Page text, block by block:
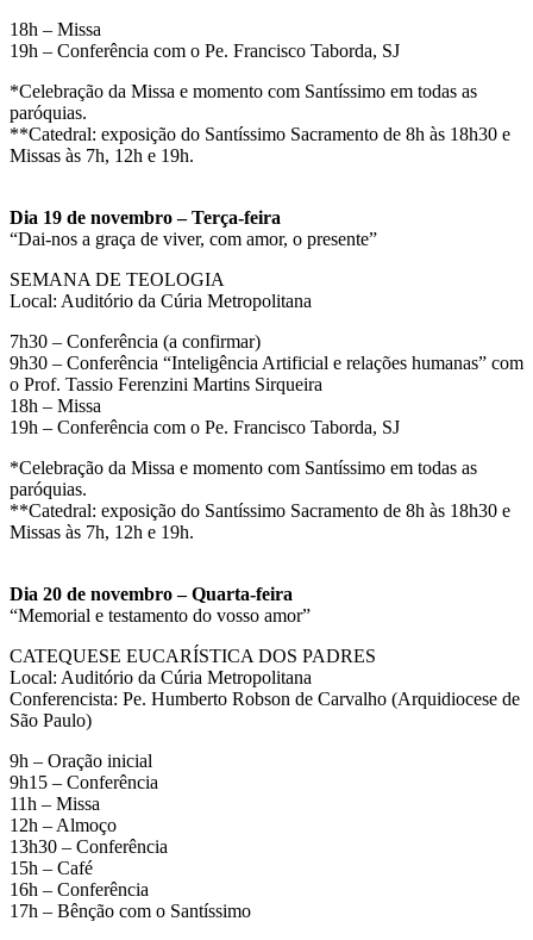
18h – Missa
19h – Conferência com o Pe. Francisco Taborda, SJ
*Celebração da Missa e momento com Santíssimo em todas as
paróquias.
**Catedral: exposição do Santíssimo Sacramento de 8h às 18h30 e
Missas às 7h, 12h e 19h.
Dia 19 de novembro – Terça-feira
“Dai-nos a graça de viver, com amor, o presente”
SEMANA DE TEOLOGIA
Local: Auditório da Cúria Metropolitana
7h30 – Conferência (a confirmar)
9h30 – Conferência “Inteligência Artificial e relações humanas” com
o Prof. Tassio Ferenzini Martins Sirqueira
18h – Missa
19h – Conferência com o Pe. Francisco Taborda, SJ
*Celebração da Missa e momento com Santíssimo em todas as
paróquias.
**Catedral: exposição do Santíssimo Sacramento de 8h às 18h30 e
Missas às 7h, 12h e 19h.
Dia 20 de novembro – Quarta-feira
“Memorial e testamento do vosso amor”
CATEQUESE EUCARÍSTICA DOS PADRES
Local: Auditório da Cúria Metropolitana
Conferencista: Pe. Humberto Robson de Carvalho (Arquidiocese de
São Paulo)
9h – Oração inicial
9h15 – Conferência
11h – Missa
12h – Almoço
13h30 – Conferência
15h – Café
16h – Conferência
17h – Bênção com o Santíssimo